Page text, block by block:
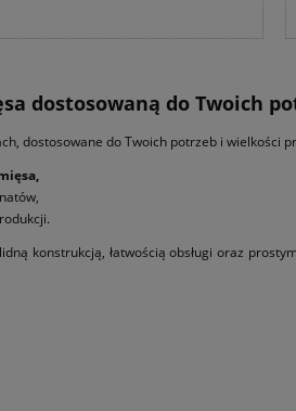
dostosowaną do Twoich
dostosowane do Twoich potrzeb i wielkości
konstrukcją, łatwością obsługi oraz